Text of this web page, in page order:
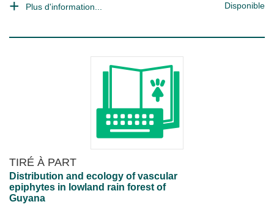
Plus d'information... Disponible
TIRÉ À PART
Distribution and ecology of vascular
epiphytes in lowland rain forest of
Guyana